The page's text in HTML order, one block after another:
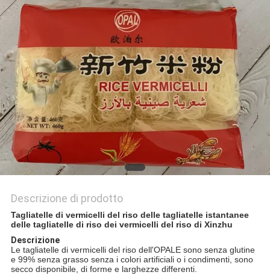
PRIVACY
POLICY
Descrizione di prodotto
Tagliatelle di vermicelli del riso delle tagliatelle istantanee
delle tagliatelle di riso dei vermicelli del riso di Xinzhu
Descrizione
Le tagliatelle di vermicelli del riso dell'OPALE sono senza glutine
e 99% senza grasso senza i colori artificiali o i condimenti, sono
secco disponibile, di forme e larghezze differenti.